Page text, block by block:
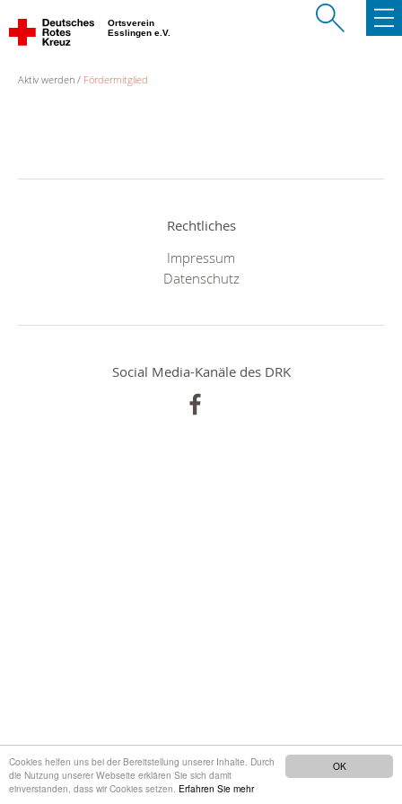
OK
Cookies helfen uns bei der Bereitstellung unserer Inhalte. Durch
die Nutzung unserer Webseite erklären Sie sich damit
einverstanden, dass wir Cookies setzen. Erfahren Sie mehr
Ortsverein
Esslingen e.V.
Aktiv werden Fördermitglied
Rechtliches
Impressum
Datenschutz
Social Media-Kanäle des DRK